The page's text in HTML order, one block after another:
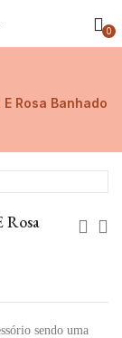
0
Rosa Banhado
Rosa
sendo uma